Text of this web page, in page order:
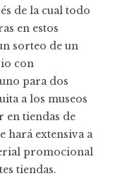
de la cual todo
en estos
sorteo de un
con
para dos
a los museos
en tiendas de
hará extensiva a
promocional
tiendas.